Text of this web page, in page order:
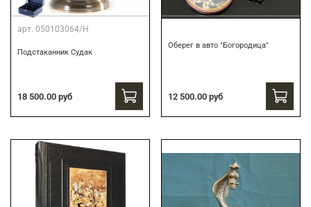
арт. 050103064/Н
Подстаканник Судак
18 500.00 руб
Оберег в авто "Богородица"
12 500.00 руб